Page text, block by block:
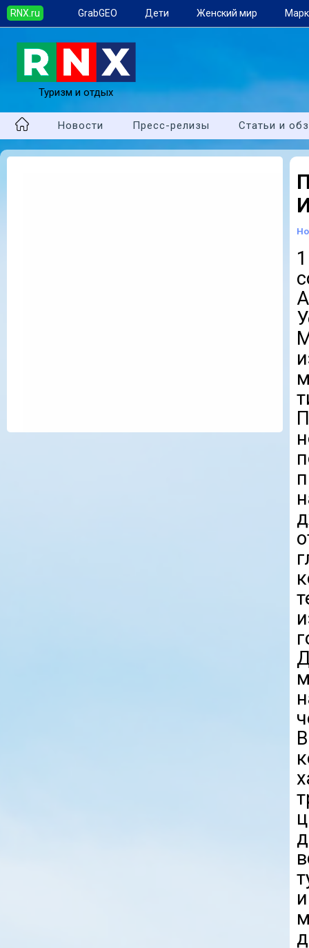
RNX.ru GrabGEO Дети Женский мир
Туризм и отдых
Новости Пресс-релизы Статьи и